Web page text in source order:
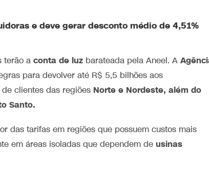
e deve gerar desconto médio de 4,51%
terão a conta de luz barateada pela Aneel. A
para devolver até R$ 5,5 bilhões aos
clientes das regiões Norte e Nordeste, além do
Santo.
das tarifas em regiões que possuem custos mais
em áreas isoladas que dependem de usinas